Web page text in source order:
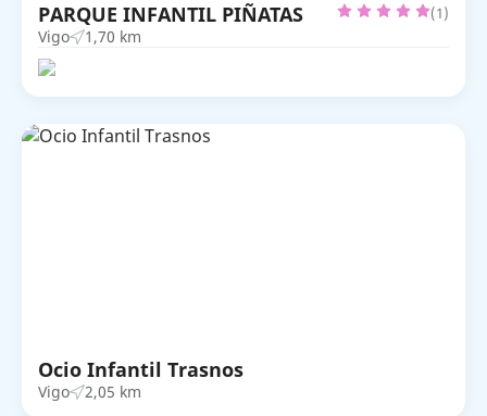
PARQUE INFANTIL PIÑATAS (1)
Vigo 1,70 km
Ocio Infantil Trasnos
Vigo 2,05 km